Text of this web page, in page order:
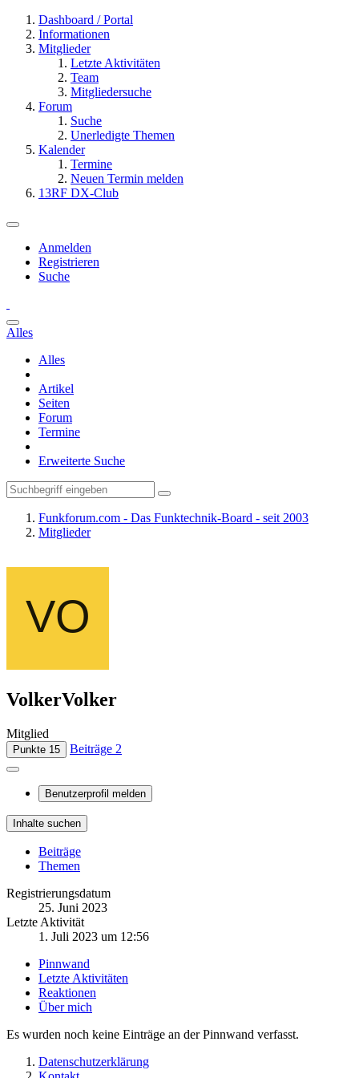
Dashboard / Portal
Informationen
Mitglieder
Letzte Aktivitäten
Team
Mitgliedersuche
Forum
Suche
Unerledigte Themen
Kalender
Termine
Neuen Termin melden
13RF DX-Club
Anmelden
Registrieren
Suche
Alles
Alles
Artikel
Seiten
Forum
Termine
Erweiterte Suche
Funkforum.com - Das Funktechnik-Board - seit 2003
Mitglieder
VolkerVolker
Mitglied
Punkte 15 Beiträge 2
Benutzerprofil melden
Inhalte suchen
Beiträge
Themen
Registrierungsdatum
25. Juni 2023
Letzte Aktivität
1. Juli 2023 um 12:56
Pinnwand
Letzte Aktivitäten
Reaktionen
Über mich
Es wurden noch keine Einträge an der Pinnwand verfasst.
Datenschutzerklärung